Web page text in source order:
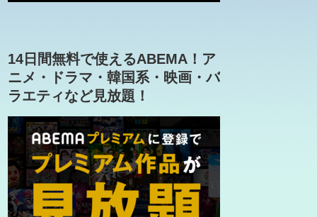
14日間無料で使えるABEMA！ア
ニメ・ドラマ・韓国系・映画・バ
ラエティなど見放題！